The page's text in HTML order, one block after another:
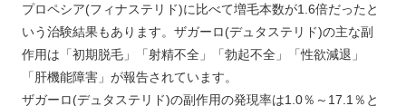
プロペシア(フィナステリド)に比べて増毛本数が1.6倍だったと
いう治験結果もあります。ザガーロ(デュタステリド)の主な副
作用は「初期脱毛」「射精不全」「勃起不全」「性欲減退」
「肝機能障害」が報告されています。
ザガーロ(デュタステリド)の副作用の発現率は1.0％～17.1％と